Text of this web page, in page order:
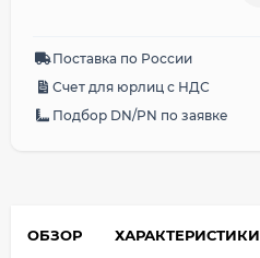
Поставка по России
Счет для юрлиц с НДС
Подбор DN/PN по заявке
ОБЗОР ХАРАКТЕРИСТИКИ